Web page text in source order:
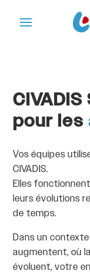
pour les
Vos équipes
CIVADIS.
Elles
leurs évolutions
de temps.
Dans un
augmentent, où
évoluent, votre